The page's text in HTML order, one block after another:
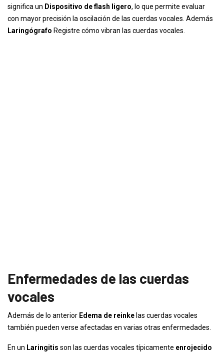
significa un Dispositivo de flash ligero, lo que permite evaluar
con mayor precisión la oscilación de las cuerdas vocales. Además
Laringógrafo Registre cómo vibran las cuerdas vocales.
Enfermedades de las cuerdas
vocales
Además de lo anterior Edema de reinke las cuerdas vocales
también pueden verse afectadas en varias otras enfermedades.
En un Laringitis son las cuerdas vocales típicamente enrojecido